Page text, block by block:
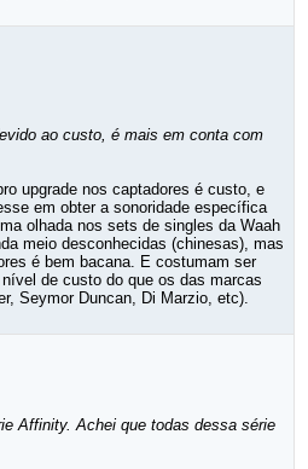
ao custo, é mais em conta com
upgrade nos captadores é custo, e
em obter a sonoridade específica
olhada nos sets de singles da Waah
meio desconhecidas (chinesas), mas
é bem bacana. E costumam ser
de custo do que os das marcas
Seymor Duncan, Di Marzio, etc).
Affinity. Achei que todas dessa série